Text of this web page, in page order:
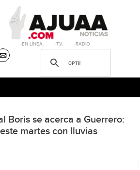
·EN LÍNEA. ·T.V. ·RADIO
Boris se acerca a Guerrero:
martes con lluvias